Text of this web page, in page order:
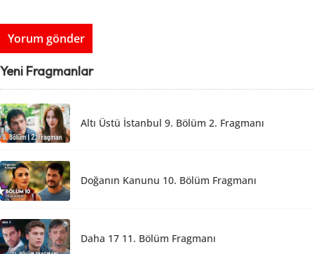
Yeni Fragmanlar
Altı Üstü İstanbul 9. Bölüm 2. Fragmanı
Doğanın Kanunu 10. Bölüm Fragmanı
Daha 17 11. Bölüm Fragmanı